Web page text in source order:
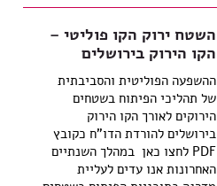
השטח ירוק הקו פוליטי –
הקו הירוק בירושלים
ההשפעה הפוליטית והסביבתית
של תהליכי הפיתוח בשטחים
הירוקים לאורך הקו הירוק
בירושלים להורדת הדו"ח כקובץ
PDF לחצו כאן במהלך השנתיים
האחרונות אנו עדים לעליית